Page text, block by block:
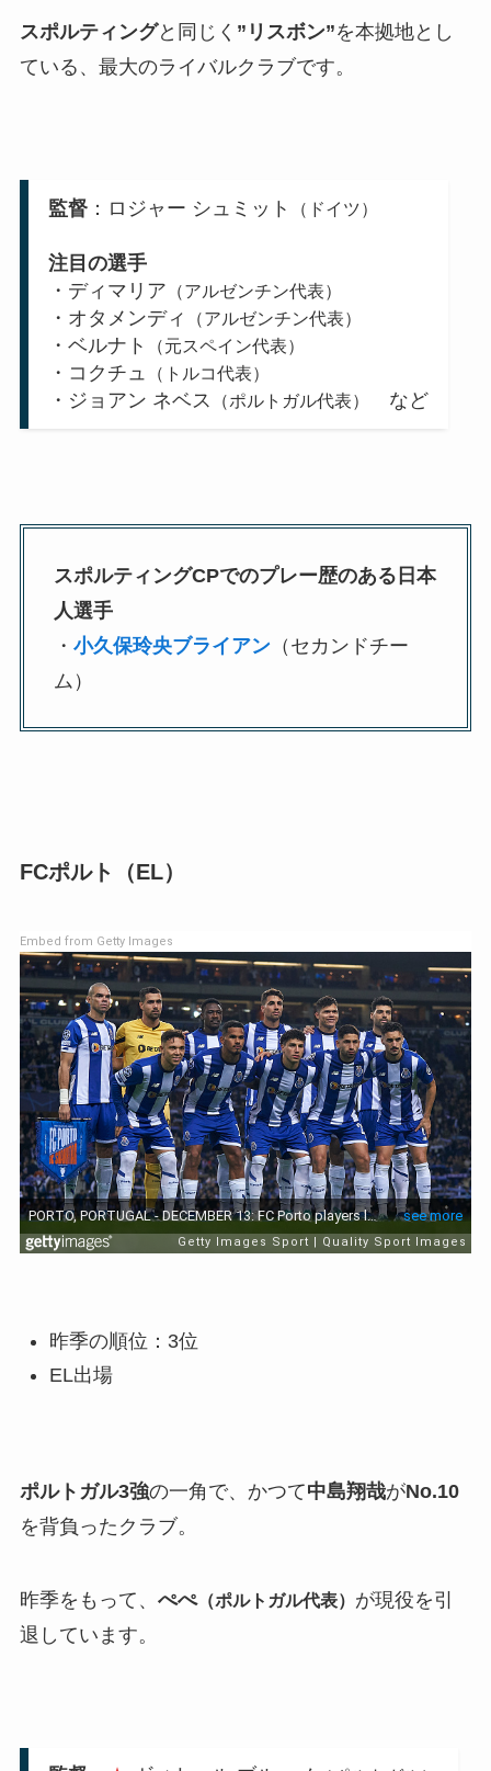
スポルティングと同じく ”リスボン”を本拠地とし
ている、最大のライバルクラブです。
監督：ロジャー シュミット （ドイツ）
注目の選手
・ディマリア （アルゼンチン代表）
・オタメンディ （アルゼンチン代表）
・ベルナト （元スペイン代表）
・コクチュ （トルコ代表）
・ジョアン ネベス （ポルトガル代表） など
スポルティングCPでのプレー歴のある日本
人選手
・ 小久保玲央ブライアン（セカンドチー
ム）
FCポルト（EL）
Embed from Getty Images
昨季の順位：3位
EL出場
ポルトガル3強の一角で、かつて中島翔哉がNo.10
を背負ったクラブ。
昨季をもって、 ぺぺ（ポルトガル代表） が現役を引
退しています。